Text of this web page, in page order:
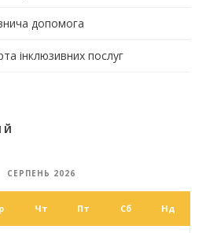
допомога
інклюзивних послуг
СЕРПЕНЬ 2026
Чт Пт Сб Нд